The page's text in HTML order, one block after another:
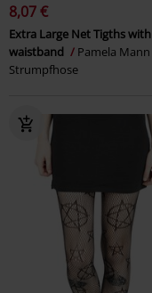
8,07 €
Extra Large Net Tigths with
waistband
Pamela Mann
Strumpfhose